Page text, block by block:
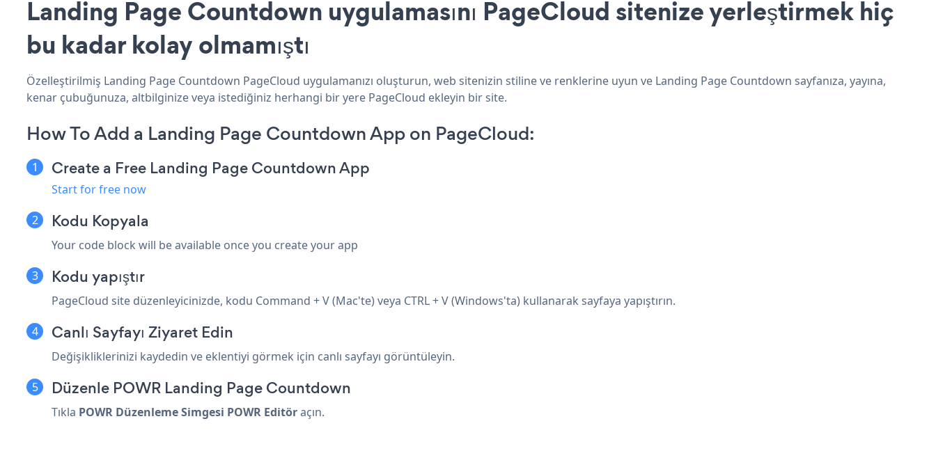
Landing Page Countdown uygulamasını PageCloud sitenize yerleştirmek hiç
bu kadar kolay olmamıştı
Özelleştirilmiş Landing Page Countdown PageCloud uygulamanızı oluşturun, web sitenizin stiline ve renklerine uyun ve Landing Page Countdown sayfanıza, yayına,
kenar çubuğunuza, altbilginize veya istediğiniz herhangi bir yere PageCloud ekleyin bir site.
How To Add a Landing Page Countdown App on PageCloud:
Create a Free Landing Page Countdown App
Start for free now
Kodu Kopyala
Your code block will be available once you create your app
Kodu yapıştır
PageCloud site düzenleyicinizde, kodu Command + V (Mac'te) veya CTRL + V (Windows'ta) kullanarak sayfaya yapıştırın.
Canlı Sayfayı Ziyaret Edin
Değişikliklerinizi kaydedin ve eklentiyi görmek için canlı sayfayı görüntüleyin.
Düzenle POWR Landing Page Countdown
Tıkla POWR Düzenleme Simgesi POWR Editöraçın.